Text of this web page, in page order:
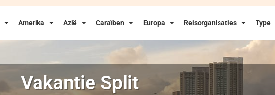
Amerika Azië Caraïben Europa Reisorganisaties Type
Vakantie Split